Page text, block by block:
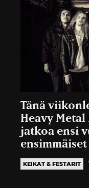
Tänä
Heavy
jatkoa ensi
KEIKAT & FESTARIT